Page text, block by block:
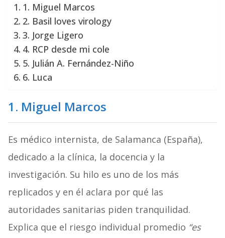
1. Miguel Marcos
2. Basil loves virology
3. Jorge Ligero
4. RCP desde mi cole
5. Julián A. Fernández-Niño
6. Luca
1. Miguel Marcos
Es médico internista, de Salamanca (España),
dedicado a la clínica, la docencia y la
investigación. Su hilo es uno de los más
replicados y en él aclara por qué las
autoridades sanitarias piden tranquilidad.
Explica que el riesgo individual promedio “es